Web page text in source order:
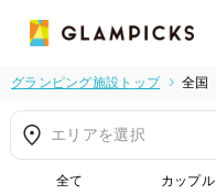
グランピング施設トップ 全国
エリアを選択
全て カップル